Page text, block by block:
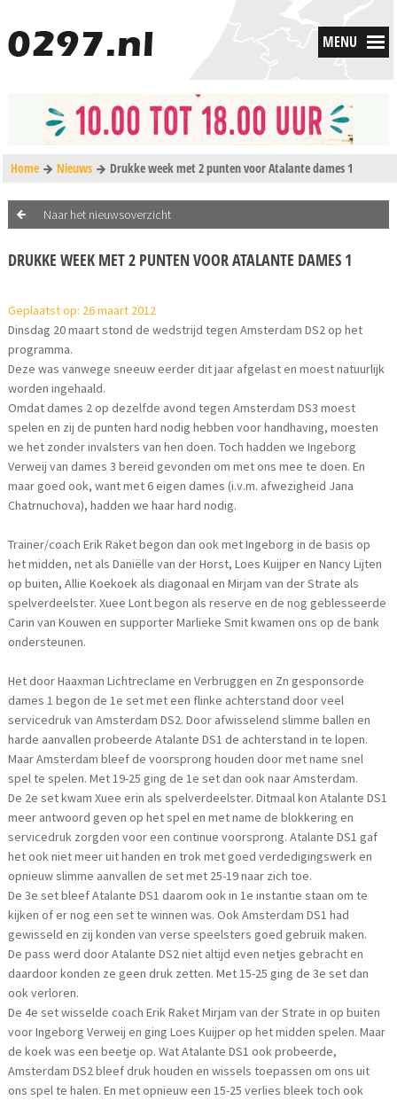
MENU
Home Nieuws Drukke week met 2 punten voor Atalante dames 1
Naar het nieuwsoverzicht
DRUKKE WEEK MET 2 PUNTEN VOOR ATALANTE DAMES 1
Geplaatst op: 26 maart 2012
Dinsdag 20 maart stond de wedstrijd tegen Amsterdam DS2 op het
programma.
Deze was vanwege sneeuw eerder dit jaar afgelast en moest natuurlijk
worden ingehaald.
Omdat dames 2 op dezelfde avond tegen Amsterdam DS3 moest
spelen en zij de punten hard nodig hebben voor handhaving, moesten
we het zonder invalsters van hen doen. Toch hadden we Ingeborg
Verweij van dames 3 bereid gevonden om met ons mee te doen. En
maar goed ook, want met 6 eigen dames (i.v.m. afwezigheid Jana
Chatrnuchova), hadden we haar hard nodig.
Trainer/coach Erik Raket begon dan ook met Ingeborg in de basis op
het midden, net als Daniëlle van der Horst, Loes Kuijper en Nancy Lijten
op buiten, Allie Koekoek als diagonaal en Mirjam van der Strate als
spelverdeelster. Xuee Lont begon als reserve en de nog geblesseerde
Carin van Kouwen en supporter Marlieke Smit kwamen ons op de bank
ondersteunen.
Het door Haaxman Lichtreclame en Verbruggen en Zn gesponsorde
dames 1 begon de 1e set met een flinke achterstand door veel
servicedruk van Amsterdam DS2. Door afwisselend slimme ballen en
harde aanvallen probeerde Atalante DS1 de achterstand in te lopen.
Maar Amsterdam bleef de voorsprong houden door met name snel
spel te spelen. Met 19-25 ging de 1e set dan ook naar Amsterdam.
De 2e set kwam Xuee erin als spelverdeelster. Ditmaal kon Atalante DS1
meer antwoord geven op het spel en met name de blokkering en
servicedruk zorgden voor een continue voorsprong. Atalante DS1 gaf
het ook niet meer uit handen en trok met goed verdedigingswerk en
opnieuw slimme aanvallen de set met 25-19 naar zich toe.
De 3e set bleef Atalante DS1 daarom ook in 1e instantie staan om te
kijken of er nog een set te winnen was. Ook Amsterdam DS1 had
gewisseld en zij konden van verse speelsters goed gebruik maken.
De pass werd door Atalante DS2 niet altijd even netjes gebracht en
daardoor konden ze geen druk zetten. Met 15-25 ging de 3e set dan
ook verloren.
De 4e set wisselde coach Erik Raket Mirjam van der Strate in op buiten
voor Ingeborg Verweij en ging Loes Kuijper op het midden spelen. Maar
de koek was een beetje op. Wat Atalante DS1 ook probeerde,
Amsterdam DS2 bleef druk houden en wissels toepassen om ons uit
ons spel te halen. En met opnieuw een 15-25 verlies bleek toch ook